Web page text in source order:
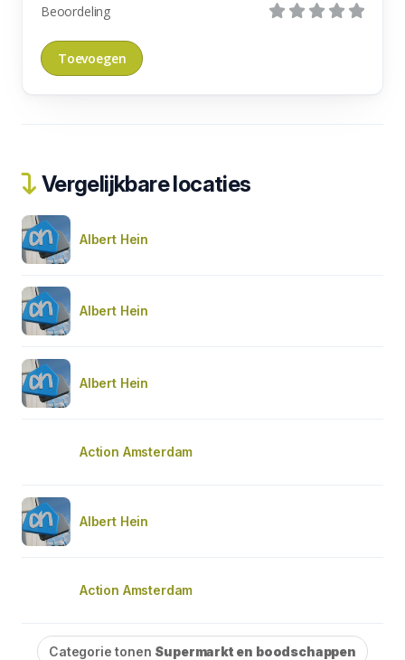
Beoordeling
Vergelijkbare locaties
Albert Hein
Albert Hein
Albert Hein
Action Amsterdam
Albert Hein
Action Amsterdam
Categorie tonen Supermarkt en boodschappen